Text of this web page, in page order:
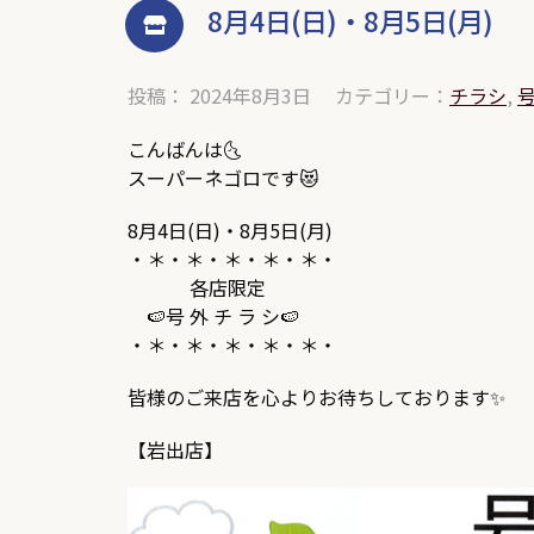
8月4日(日)・8月5日(月)
投稿： 2024年8月3日 カテゴリー： チラシ,
こんばんは🌜
スーパーネゴロです😻
8月4日(日)・8月5日(月)
・＊・＊・＊・＊・＊・
各店限定
🍉号 外 チ ラ シ🍉
・＊・＊・＊・＊・＊・
皆様のご来店を心よりお待ちしております✨
【岩出店】